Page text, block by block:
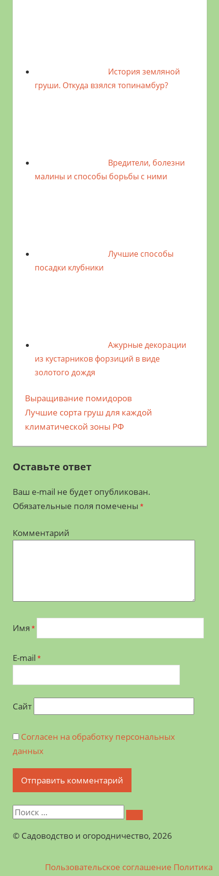
История земляной
груши. Откуда взялся топинамбур?
Вредители, болезни
малины и способы борьбы с ними
Лучшие способы
посадки клубники
Ажурные декорации
из кустарников форзиций в виде
золотого дождя
Навигация
по
записям
Предыдущая
запись;
Выращивание помидоров
Следующая
запись:
Лучшие сорта груш для каждой
климатической зоны РФ
Оставьте ответ
Ваш e-mail не будет опубликован.
Обязательные поля помечены *
Комментарий
Имя *
E-mail *
Сайт
Согласен на обработку персональных
данных
©️ Садоводство и огородничество, 2026
Пользовательское соглашение Политика